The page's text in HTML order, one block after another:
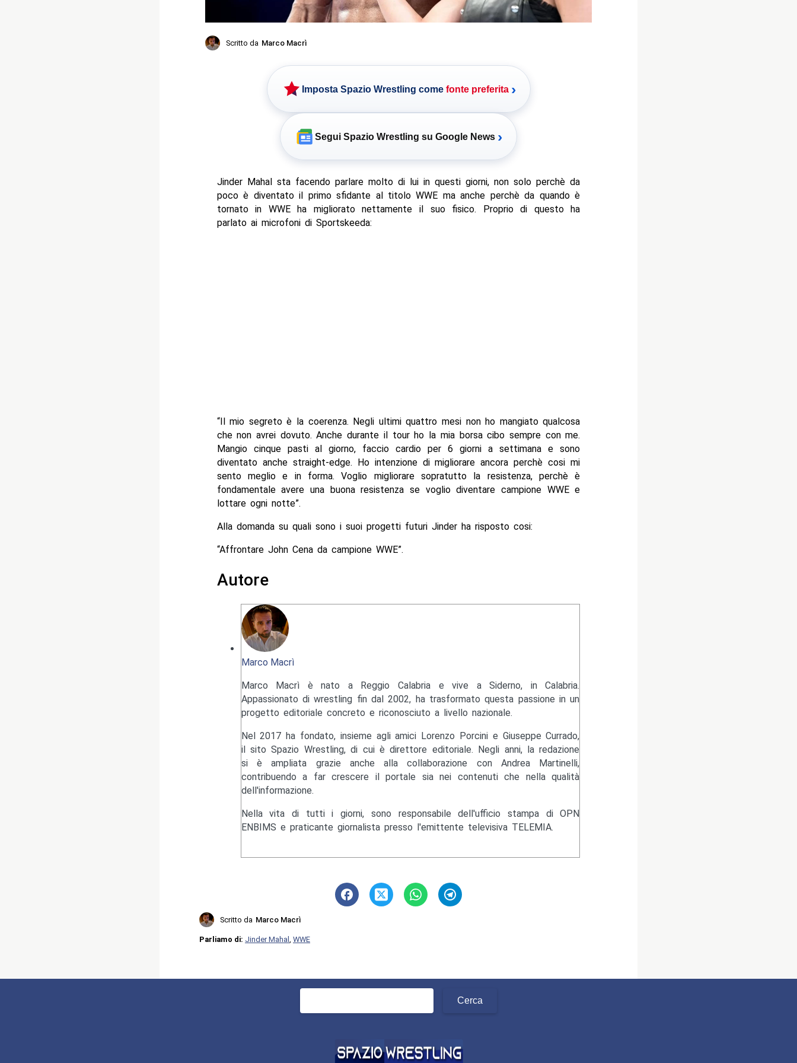
Scritto da Marco Macrì
Imposta Spazio Wrestling come fonte preferita ›
Segui Spazio Wrestling su Google News ›
Jinder Mahal sta facendo parlare molto di lui in questi giorni, non solo perchè da
poco è diventato il primo sfidante al titolo WWE ma anche perchè da quando è
tornato in WWE ha migliorato nettamente il suo fisico. Proprio di questo ha
parlato ai microfoni di Sportskeeda:
“Il mio segreto è la coerenza. Negli ultimi quattro mesi non ho mangiato qualcosa
che non avrei dovuto. Anche durante il tour ho la mia borsa cibo sempre con me.
Mangio cinque pasti al giorno, faccio cardio per 6 giorni a settimana e sono
diventato anche straight-edge. Ho intenzione di migliorare ancora perchè cosi mi
sento meglio e in forma. Voglio migliorare sopratutto la resistenza, perchè è
fondamentale avere una buona resistenza se voglio diventare campione WWE e
lottare ogni notte”.
Alla domanda su quali sono i suoi progetti futuri Jinder ha risposto cosi:
“Affrontare John Cena da campione WWE”.
Autore
Marco Macrì
Marco Macrì è nato a Reggio Calabria e vive a Siderno, in Calabria.
Appassionato di wrestling fin dal 2002, ha trasformato questa passione in un
progetto editoriale concreto e riconosciuto a livello nazionale.
Nel 2017 ha fondato, insieme agli amici Lorenzo Porcini e Giuseppe Currado,
il sito Spazio Wrestling, di cui è direttore editoriale. Negli anni, la redazione
si è ampliata grazie anche alla collaborazione con Andrea Martinelli,
contribuendo a far crescere il portale sia nei contenuti che nella qualità
dell'informazione.
Nella vita di tutti i giorni, sono responsabile dell'ufficio stampa di OPN
ENBIMS e praticante giornalista presso l'emittente televisiva TELEMIA.
Scritto da Marco Macrì
Parliamo di: Jinder Mahal , WWE
Ricerca